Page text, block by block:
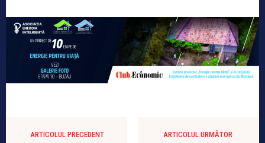
ARTICOLUL PRECEDENT ARTICOLUL URMĂTOR